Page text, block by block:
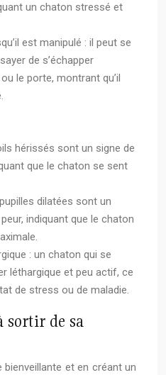
un chaton stressé et
est manipulé : il peut se
de s’échapper
le porte, montrant qu’il
hérissés sont un signe de
que le chaton se sent
dilatées sont un
indiquant que le chaton
: un chaton qui se
léthargique et peu actif, ce
de stress ou de maladie.
sortir de sa
bienveillante et en créant un